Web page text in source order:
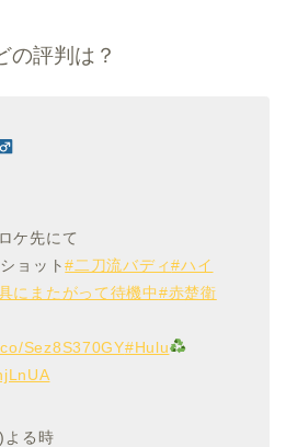
の評判は？
ケ先にて
ョット#二刀流バディ#ハイ
にまたがって待機中#赤楚衛
Sez8S370GY#Hulu
よる時